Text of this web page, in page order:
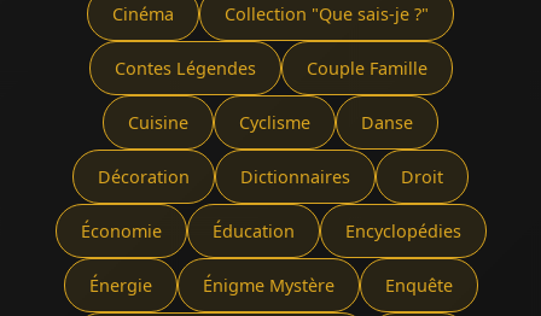
Cinéma Collection "Que sais-je ?"
Contes Légendes Couple Famille
Cuisine Cyclisme Danse
Décoration Dictionnaires Droit
Économie Éducation Encyclopédies
Énergie Énigme Mystère Enquête